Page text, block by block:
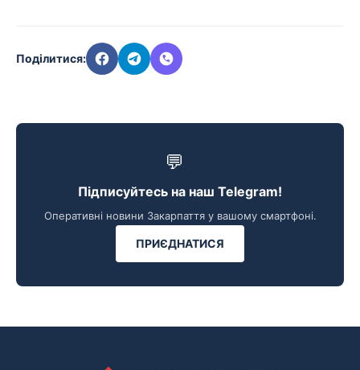
Поділитися:
💬
Підписуйтесь на наш Telegram!
Оперативні новини Закарпаття у вашому смартфоні.
ПРИЄДНАТИСЯ